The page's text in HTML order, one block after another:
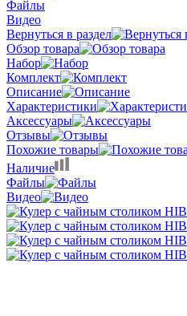
Файлы
Видео
Вернуться в раздел
Обзор товара
Набор
Комплект
Описание
Характеристики
Аксессуары
Отзывы
Похожие товары
Наличие
Файлы
Видео